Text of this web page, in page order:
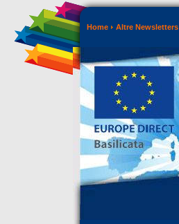
Home Altre Newsletters